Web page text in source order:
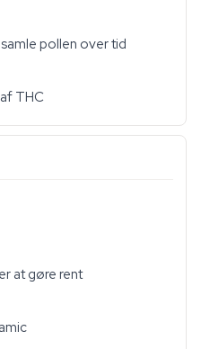
pollen over tid
THC
at gøre rent